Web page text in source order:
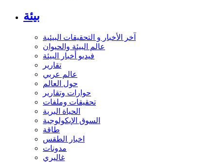
بيئة
آخر الأخبار و التحقيقات البيئية
عالم البيئة والحيوان
فيديو أخبار البيئة
تقارير
عالم عربي
حول العالم
حوارات وتقارير
تحقيقات وملفات
الحياة البرية
السوق الإيكولوجية
طاقة
اخبار الطقس
مدونات
غاليري